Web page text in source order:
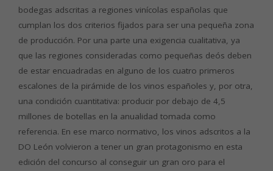
bodegas adscritas a regiones vinícolas españolas que
cumplan los dos criterios fijados para ser una pequeña zona
de producción. Por una parte una exigencia cualitativa, ya
que las regiones consideradas como pequeñas deós deben
de estar encuadradas en alguno de los cuatro primeros
escalones de la pirámide de los vinos españoles y, por otra,
una condición cuantitativa: producir por debajo de 4,5
millones de botellas en la anualidad tomada como
referencia. En ese marco normativo, los vinos adscritos a la
DO León volvieron a tener un gran protagonismo en esta
edición del concurso al conseguir un gran oro para el